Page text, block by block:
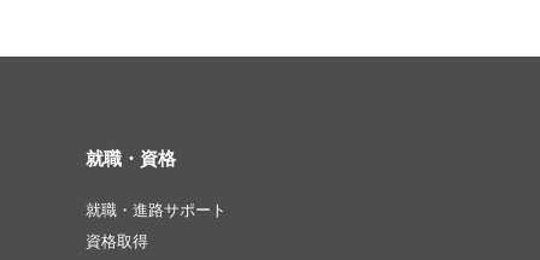
就職・資格
就職・進路サポート
資格取得